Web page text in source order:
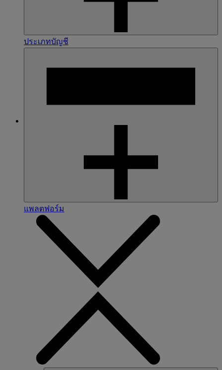
ประเภทบัญชี
แพลตฟอร์ม